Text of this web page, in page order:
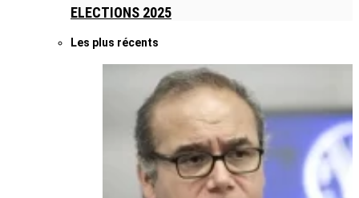
ELECTIONS 2025
Les plus récents